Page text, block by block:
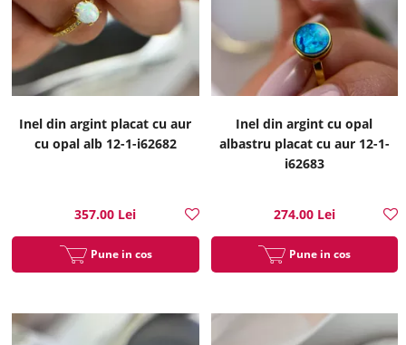
Inel din argint placat cu aur
cu opal alb 12-1-i62682
357.00 Lei
Pune in cos
Inel din argint cu opal
albastru placat cu aur 12-1-
i62683
274.00 Lei
Pune in cos